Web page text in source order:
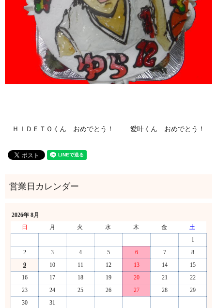
ＨＩＤＥＴＯくん おめでとう！ 愛叶くん おめでとう！
2026年 8月
日
月 火 水 木 金
土
1
2
3 4 5 6 7
8
9
10 11 12 13 14
15
16
17 18 19 20 21
22
23
24 25 26 27 28
29
30
31